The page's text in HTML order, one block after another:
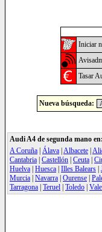
Iniciar
Tasar
Nueva búsqueda:
Audi A4 de segunda mano en:
A Coruña Álava Albacete
Cantabria Castellón Ceuta
Huelva Huesca Illes Balears
Murcia Navarra Ourense
Tarragona Teruel Toledo